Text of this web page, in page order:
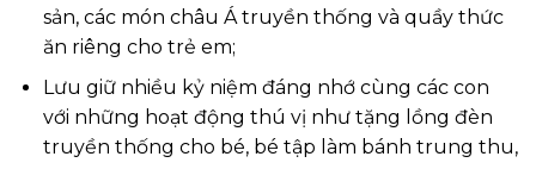
sản, các món châu Á truyền thống và quầy thức
ăn riêng cho trẻ em;
Lưu giữ nhiều kỷ niệm đáng nhớ cùng các con
với những hoạt động thú vị như tặng lồng đèn
truyền thống cho bé, bé tập làm bánh trung thu,